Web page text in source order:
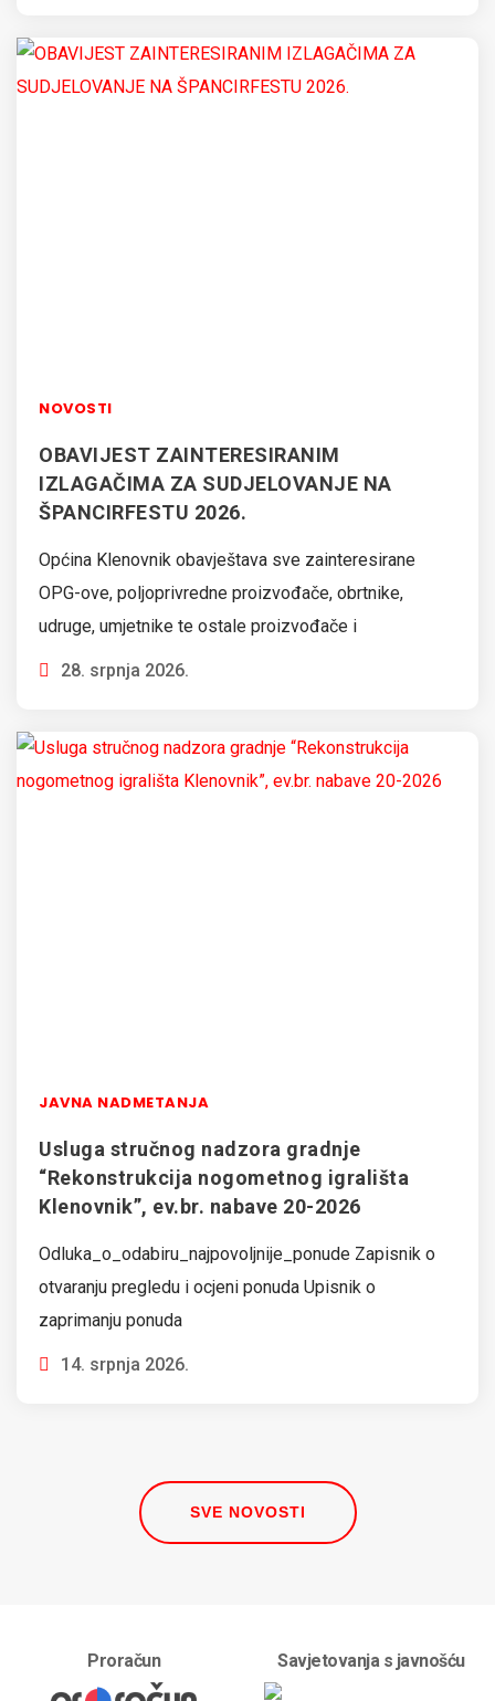
NOVOSTI
OBAVIJEST ZAINTERESIRANIM
IZLAGAČIMA ZA SUDJELOVANJE NA
ŠPANCIRFESTU 2026.
Općina Klenovnik obavještava sve zainteresirane
OPG-ove, poljoprivredne proizvođače, obrtnike,
udruge, umjetnike te ostale proizvođače i
28. srpnja 2026.
JAVNA NADMETANJA
Usluga stručnog nadzora gradnje
“Rekonstrukcija nogometnog igrališta
Klenovnik”, ev.br. nabave 20-2026
Odluka_o_odabiru_najpovoljnije_ponude Zapisnik o
otvaranju pregledu i ocjeni ponuda Upisnik o
zaprimanju ponuda
14. srpnja 2026.
SVE NOVOSTI
Proračun Savjetovanja s javnošću